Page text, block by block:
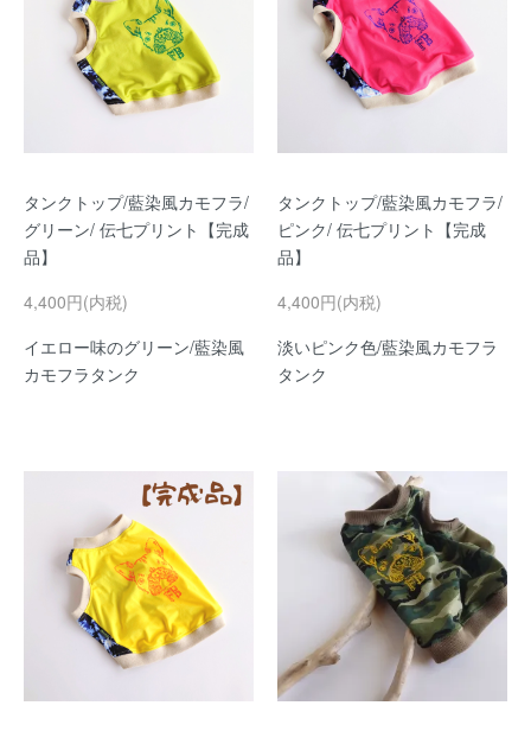
タンクトップ/藍染風カモフラ/
グリーン/ 伝七プリント【完成
品】
4,400円(内税)
イエロー味のグリーン/藍染風
カモフラタンク
タンクトップ/藍染風カモフラ/
ピンク/ 伝七プリント【完成
品】
4,400円(内税)
淡いピンク色/藍染風カモフラ
タンク